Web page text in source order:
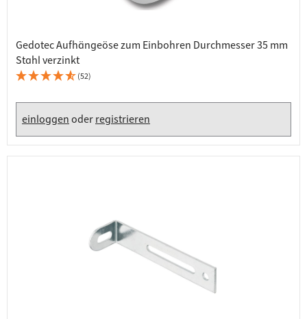
Gedotec Aufhängeöse zum Einbohren Durchmesser 35 mm
Stahl verzinkt
(52)
einloggenoderregistrieren